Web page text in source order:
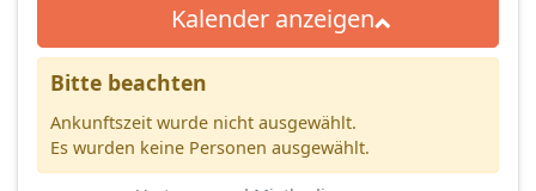
Kalender anzeigen
Bitte beachten
Ankunftszeit wurde nicht ausgewählt.
Es wurden keine Personen ausgewählt.